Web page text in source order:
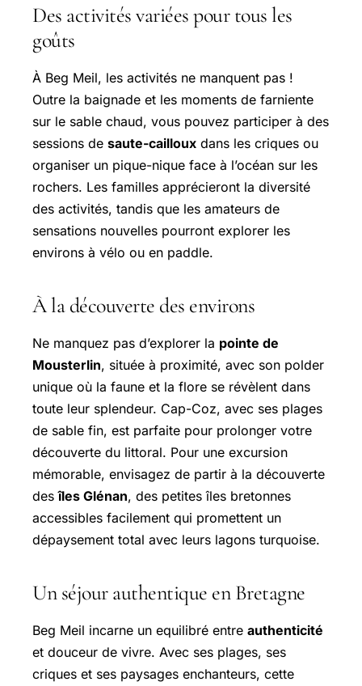
Des activités variées pour tous les
goûts
À Beg Meil, les activités ne manquent pas !
Outre la baignade et les moments de farniente
sur le sable chaud, vous pouvez participer à des
sessions de saute-cailloux dans les criques ou
organiser un pique-nique face à l’océan sur les
rochers. Les familles apprécieront la diversité
des activités, tandis que les amateurs de
sensations nouvelles pourront explorer les
environs à vélo ou en paddle.
À la découverte des environs
Ne manquez pas d’explorer la pointe de
Mousterlin, située à proximité, avec son polder
unique où la faune et la flore se révèlent dans
toute leur splendeur. Cap-Coz, avec ses plages
de sable fin, est parfaite pour prolonger votre
découverte du littoral. Pour une excursion
mémorable, envisagez de partir à la découverte
desîles Glénan, des petites îles bretonnes
accessibles facilement qui promettent un
dépaysement total avec leurs lagons turquoise.
Un séjour authentique en Bretagne
Beg Meil incarne un equilibré entre authenticité
et douceur de vivre. Avec ses plages, ses
criques et ses paysages enchanteurs, cette